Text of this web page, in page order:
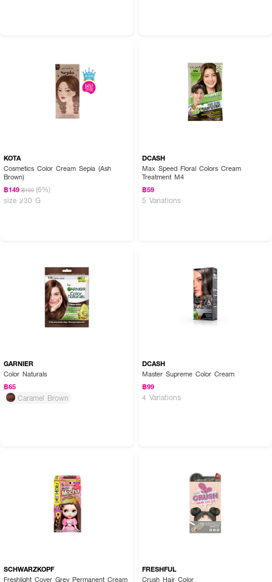
1. สระผมให้สะอาดโดยไม่ต้องใช้ครีมนวดผมและเช็ดให้แห้ง
2. สวมถุงมือให้เรียบร้อย
5. ล้างออกด้วยน้ำสะอาด
KOTA
Cosmetics Color Cream Sepia (Ash
Brown)
฿149 ฿159 (6%)
size 230 G
DCASH
Max Speed Floral Colors Cream
Treatment M4
฿59
5 Variations
GARNIER
Color Naturals
฿65
Caramel Brown
DCASH
Master Supreme Color Cream
฿99
4 Variations
SCHWARZKOPF
Freshlight Cover Grey Permanent Cream
FRESHFUL
Crush Hair Color